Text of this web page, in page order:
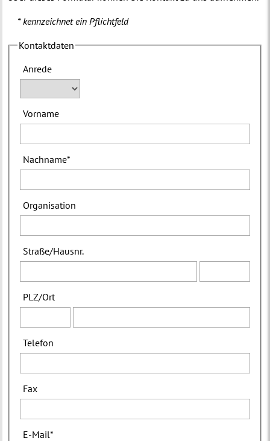
* kennzeichnet ein Pflichtfeld
Kontaktdaten
Anrede
Vorname
Nachname*
Organisation
Straße/Hausnr.
PLZ/Ort
Telefon
Fax
E-Mail*